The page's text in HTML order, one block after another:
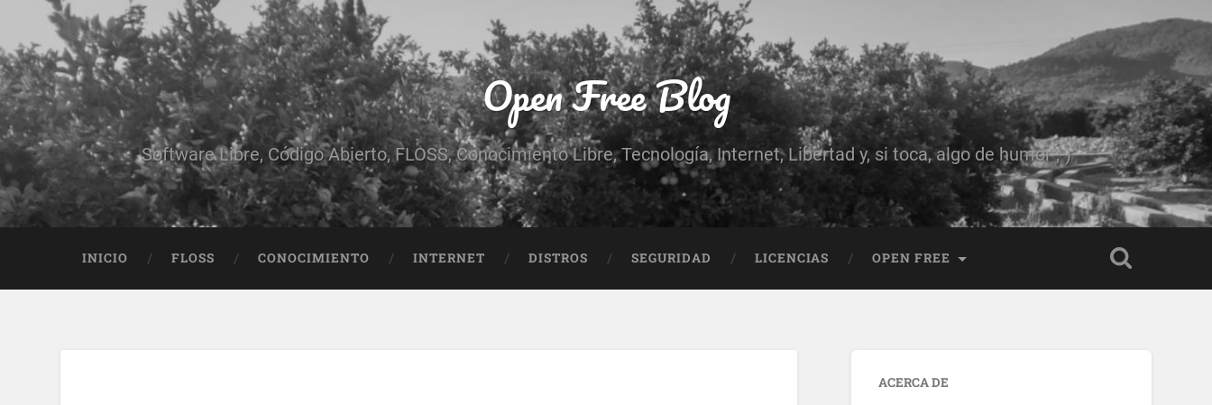
Open Free Blog
Software Libre, Código Abierto, FLOSS, Conocimiento Libre, Tecnología, Internet, Libertad y, si toca, algo de humor ;-)
INICIO FLOSS CONOCIMIENTO INTERNET DISTROS SEGURIDAD LICENCIAS OPEN FREE
ACERCA DE